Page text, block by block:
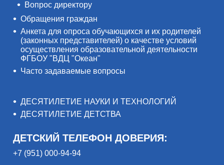
Вопрос директору
Обращения граждан
Анкета для опроса обучающихся и их родителей
(законных представителей) о качестве условий
осуществления образовательной деятельности
ФГБОУ "ВДЦ "Океан"
Часто задаваемые вопросы
ДЕСЯТИЛЕТИЕ НАУКИ И ТЕХНОЛОГИЙ
ДЕСЯТИЛЕТИЕ ДЕТСТВА
ДЕТСКИЙ ТЕЛЕФОН ДОВЕРИЯ:
+7 (951) 000-94-94